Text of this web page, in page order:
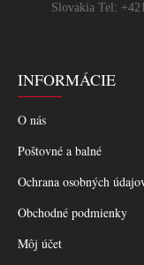
Slovakia Tel:
INFORMÁCIE
O nás
Poštovné a balné
Ochrana osobných
Obchodné podmienky
Môj účet